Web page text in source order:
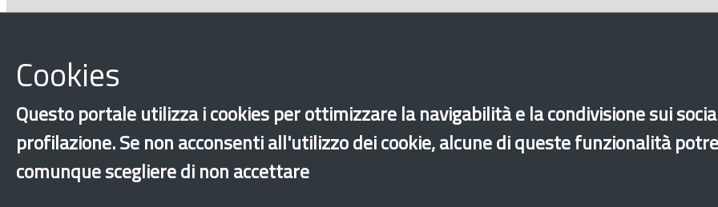
×
Cookies
Questo portale utilizza i cookies per ottimizzare la navigabilità e la condivisione sui
profilazione. Se non acconsenti all'utilizzo dei cookie, alcune di queste funzionalità
comunque scegliere di non accettare
Dichiarazione di accessibilità Site map Legal & Privacy Contacts